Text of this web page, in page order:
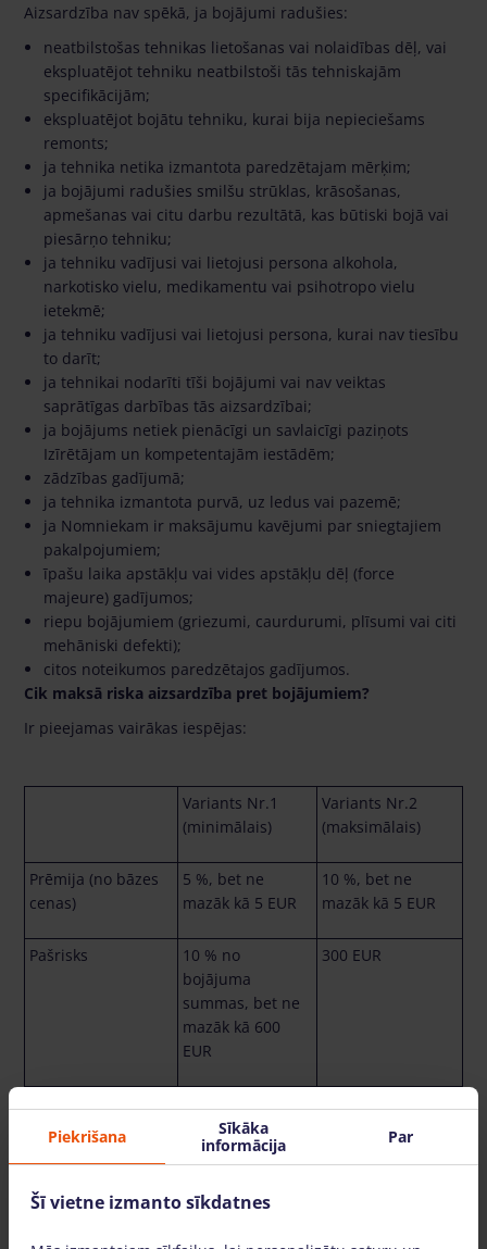
Aizsardzība nav spēkā, ja bojājumi radušies:
neatbilstošas tehnikas lietošanas vai nolaidības dēļ, vai
ekspluatējot tehniku neatbilstoši tās tehniskajām
specifikācijām;
ekspluatējot bojātu tehniku, kurai bija nepieciešams
remonts;
ja tehnika netika izmantota paredzētajam mērķim;
ja bojājumi radušies smilšu strūklas, krāsošanas,
apmešanas vai citu darbu rezultātā, kas būtiski bojā vai
piesārņo tehniku;
ja tehniku vadījusi vai lietojusi persona alkohola,
narkotisko vielu, medikamentu vai psihotropo vielu
ietekmē;
ja tehniku vadījusi vai lietojusi persona, kurai nav tiesību
to darīt;
ja tehnikai nodarīti tīši bojājumi vai nav veiktas
saprātīgas darbības tās aizsardzībai;
ja bojājums netiek pienācīgi un savlaicīgi paziņots
Izīrētājam un kompetentajām iestādēm;
zādzības gadījumā;
ja tehnika izmantota purvā, uz ledus vai pazemē;
ja Nomniekam ir maksājumu kavējumi par sniegtajiem
pakalpojumiem;
īpašu laika apstākļu vai vides apstākļu dēļ (force
majeure) gadījumos;
riepu bojājumiem (griezumi, caurdurumi, plīsumi vai citi
mehāniski defekti);
citos noteikumos paredzētajos gadījumos.
Cik maksā riska aizsardzība pret bojājumiem?
Ir pieejamas vairākas iespējas:
Variants Nr.1
(minimālais)
Variants Nr.2
(maksimālais)
Prēmija (no bāzes
cenas)
5 %, bet ne
mazāk kā 5 EUR
10 %, bet ne
mazāk kā 5 EUR
Pašrisks
10 % no
bojājuma
summas, bet ne
mazāk kā 600
EUR
300 EUR
maksa bojājuma
Piekrišana
Sīkāka
informācija
Par
Šī vietne izmanto sīkdatnes